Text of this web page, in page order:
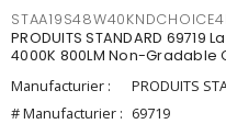
PRODUITS STANDARD 69719
4000K 800LM Non-Gradable
Manufacturier :
PRODUITS
# Manufacturier : 69719